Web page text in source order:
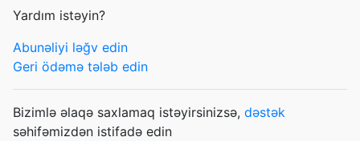
Yardım istəyin?
Abunəliyi ləğv edin
Geri ödəmə tələb edin
Bizimlə əlaqə saxlamaq istəyirsinizsə, dəstək
səhifəmizdən istifadə edin